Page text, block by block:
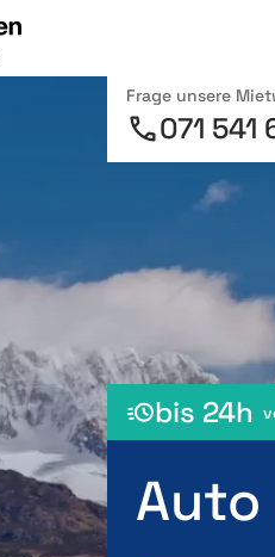
Frage unsere
071 541
bis 24h
Auto